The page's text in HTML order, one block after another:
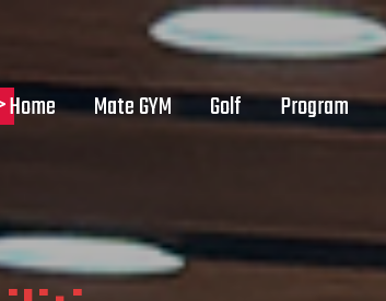
Home Mate GYM Golf Program